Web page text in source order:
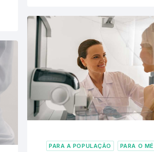
PARA A POPULAÇÃO PARA O